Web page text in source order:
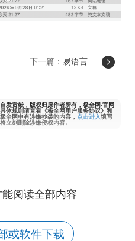
下一篇：易语言...
发贡献，版权归原作者所有，极全网-官网
体规则请查看《极全网用户服务协议》和
全网中有涉嫌抄袭的内容， 点击进入填写
立刻删除涉嫌侵权内容。
阅读全部内容
或软件下载